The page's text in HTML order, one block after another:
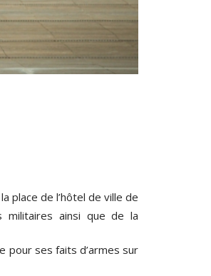
place de l’hôtel de ville de
militaires ainsi que de la
pour ses faits d’armes sur